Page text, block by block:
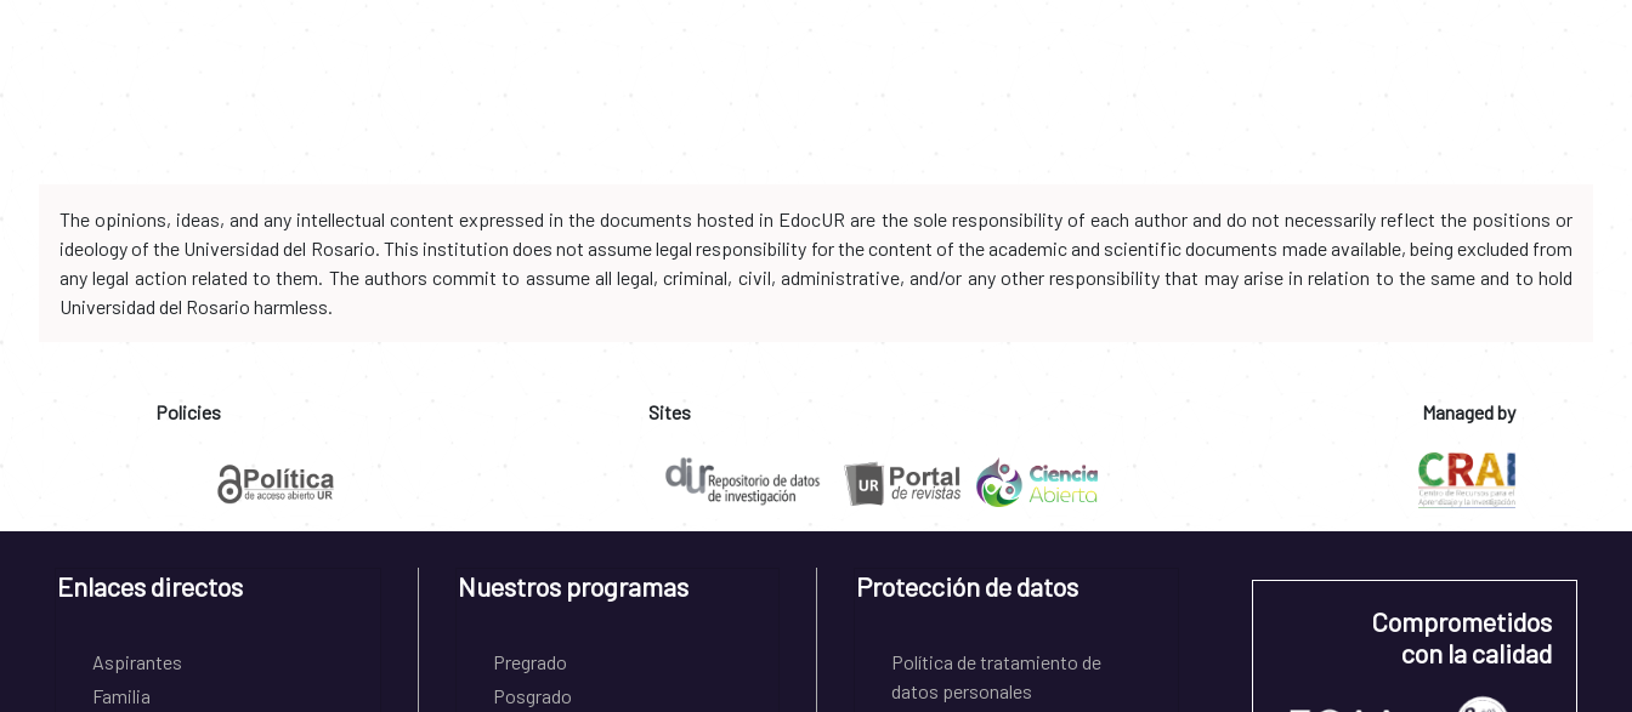
The opinions, ideas, and any intellectual content expressed in the documents hosted in EdocUR are the sole responsibility of each author and do not necessarily reflect the positions or
ideology of the Universidad del Rosario. This institution does not assume legal responsibility for the content of the academic and scientific documents made available, being excluded from
any legal action related to them. The authors commit to assume all legal, criminal, civil, administrative, and/or any other responsibility that may arise in relation to the same and to hold
Universidad del Rosario harmless.
Policies Sites Managed by
Enlaces directos
Aspirantes
Familia
Nuestros programas
Pregrado
Posgrado
Protección de datos
Política de tratamiento de
datos personales
Comprometidos
con la calidad